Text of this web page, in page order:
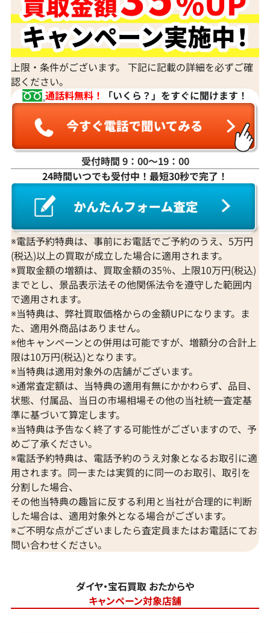
すか？
身分証明書がなぜ必要？
上限・条件がございます。 下記に記載の詳細を必ずご確
認ください。
通話料無料！
「いくら？」をすぐに聞けます！
受付時間 9：00〜19：00
24時間いつでも受付中！最短30秒で完了！
※電話予約特典は、事前にお電話でご予約のうえ、5万円
(税込)以上の買取が成立した場合に適用されます。
※買取金額の増額は、買取金額の35％、上限10万円(税込)
までとし、景品表示法その他関係法令を遵守した範囲内
で適用されます。
※当特典は、弊社買取価格からの金額UPになります。ま
た、適用外商品はありません。
※他キャンペーンとの併用は可能ですが、増額分の合計上
限は10万円(税込)となります。
※当特典は適用対象外の店舗がございます。
※通常査定額は、当特典の適用有無にかかわらず、品目、
状態、付属品、当日の市場相場その他の当社統一査定基
準に基づいて算定します。
※当特典は予告なく終了する可能性がございますので、予
めご了承ください。
※電話予約特典は、電話予約のうえ対象となるお取引に適
用されます。同一または実質的に同一のお取引、取引を
分割した場合、
その他当特典の趣旨に反する利用と当社が合理的に判断
した場合は、適用対象外となる場合がございます。
※ご不明な点がございましたら査定員またはお電話にてお
問い合わせください。
ダイヤ・宝石買取 おたからや
キャンペーン対象店舗